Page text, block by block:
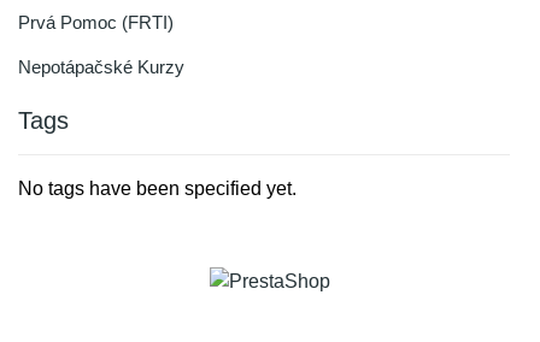
Prvá Pomoc (FRTI)
Nepotápačské Kurzy
Tags
No tags have been specified yet.